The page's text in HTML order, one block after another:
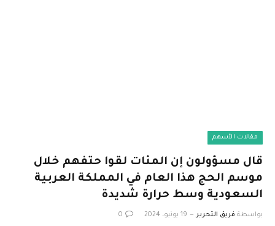
مقالات الأسهم
قال مسؤولون إن المئات لقوا حتفهم خلال
موسم الحج هذا العام في المملكة العربية
السعودية وسط حرارة شديدة
بواسطة فريق التحرير 19 يونيو، 2024 0